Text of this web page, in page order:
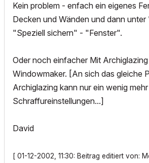
Kein problem - enfach ein eigenes
Decken und Wänden und dann
"Speziell sichern" - "Fenster".
Oder noch einfacher Mit
Windowmaker. [An sich das gleiche
Archiglazing kann nur ein wenig
Schraffureinstellungen...]
David
[ 01-12-2002, 11:30: Beitrag editiert von: